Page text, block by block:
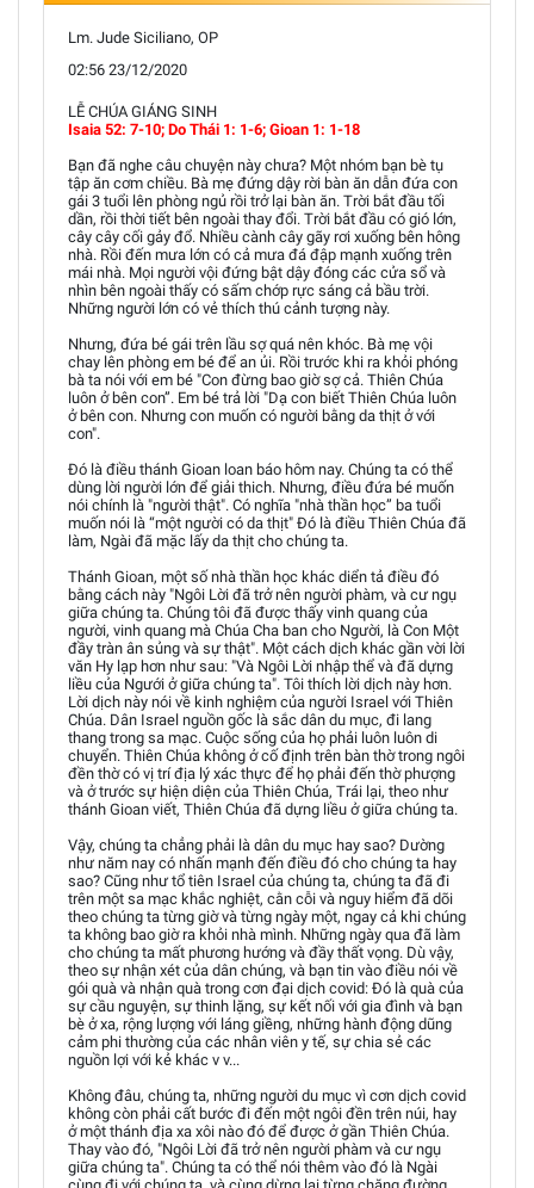
Lm. Jude Siciliano, OP
02:56 23/12/2020
LỄ CHÚA GIÁNG SINH
Isaia 52: 7-10; Do Thái 1: 1-6; Gioan 1: 1-18
Bạn đã nghe câu chuyện này chưa? Một nhóm bạn bè tụ
tập ăn cơm chiều. Bà mẹ đứng dậy rời bàn ăn dẫn đứa con
gái 3 tuổi lên phòng ngủ rồi trở lại bàn ăn. Trời bắt đầu tối
dần, rồi thời tiết bên ngoài thay đổi. Trời bắt đầu có gió lớn,
cây cây cối gảy đổ. Nhiều cành cây gãy rơi xuống bên hông
nhà. Rồi đến mưa lớn có cả mưa đá đập mạnh xuống trên
mái nhà. Mọi người vội đứng bật dậy đóng các cửa sổ và
nhìn bên ngoài thấy có sấm chớp rực sáng cả bầu trời.
Những người lớn có vẻ thích thú cảnh tượng này.
Nhưng, đứa bé gái trên lầu sợ quá nên khóc. Bà mẹ vội
chay lên phòng em bé để an ủi. Rồi trước khi ra khỏi phóng
bà ta nói với em bé "Con đừng bao giờ sợ cả. Thiên Chúa
luôn ở bên con”. Em bé trả lời "Dạ con biết Thiên Chúa luôn
ở bên con. Nhưng con muốn có người bằng da thịt ở với
con".
Đó là điều thánh Gioan loan báo hôm nay. Chúng ta có thể
dùng lời người lớn để giải thich. Nhưng, điều đứa bé muốn
nói chính là "người thật". Có nghĩa "nhà thần học” ba tuổi
muốn nói là “một người có da thịt" Đó là điều Thiên Chúa đã
làm, Ngài đã mặc lấy da thịt cho chúng ta.
Thánh Gioan, một số nhà thần học khác diển tả điều đó
bằng cách này "Ngôi Lời đã trở nên người phàm, và cư ngụ
giữa chúng ta. Chúng tôi đã được thấy vinh quang của
người, vinh quang mà Chúa Cha ban cho Người, là Con Một
đầy tràn ân sủng và sự thật". Một cách dịch khác gần vời lời
văn Hy lạp hơn như sau: "Và Ngôi Lời nhập thể và đã dựng
liều của Ngưới ở giữa chúng ta". Tôi thích lời dịch này hơn.
Lời dịch này nói về kinh nghiệm của người Israel với Thiên
Chúa. Dân Israel nguồn gốc là sắc dân du mục, đi lang
thang trong sa mạc. Cuộc sống của họ phải luôn luôn di
chuyển. Thiên Chúa không ở cố định trên bàn thờ trong ngôi
đền thờ có vị trí địa lý xác thực để họ phải đến thờ phượng
và ở trước sự hiện diện của Thiên Chúa, Trái lại, theo như
thánh Gioan viết, Thiên Chúa đã dựng liều ở giữa chúng ta.
Vậy, chúng ta chẳng phải là dân du mục hay sao? Dường
như năm nay có nhấn mạnh đến điều đó cho chúng ta hay
sao? Cũng như tổ tiên Israel của chúng ta, chúng ta đã đi
trên một sa mạc khắc nghiệt, cằn cỗi và nguy hiểm đã dõi
theo chúng ta từng giờ và từng ngày một, ngay cả khi chúng
ta không bao giờ ra khỏi nhà mình. Những ngày qua đã làm
cho chúng ta mất phương hướng và đầy thất vọng. Dù vậy,
theo sự nhận xét của dân chúng, và bạn tin vào điều nói về
gói quà và nhận quà trong cơn đại dịch covid: Đó là quà của
sự cầu nguyện, sự thinh lặng, sự kết nối với gia đình và bạn
bè ở xa, rộng lượng với láng giềng, những hành động dũng
cảm phi thường của các nhân viên y tế, sự chia sẻ các
nguồn lợi với kẻ khác v v...
Không đâu, chúng ta, những người du mục vì cơn dịch covid
không còn phải cất bước đi đến một ngôi đền trên núi, hay
ở một thánh địa xa xôi nào đó để được ở gần Thiên Chúa.
Thay vào đó, "Ngôi Lời đã trở nên người phàm và cư ngụ
giữa chúng ta". Chúng ta có thể nói thêm vào đó là Ngài